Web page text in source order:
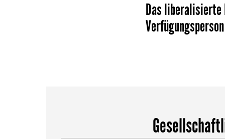
Das
Verfügungsperson